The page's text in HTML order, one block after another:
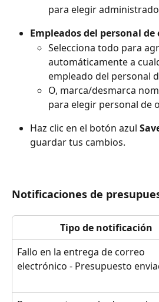
para elegir
Empleados del personal
Selecciona todo para
automáticamente a
empleado del personal
O, marca/desmarca
para elegir personal de
Haz clic en el botón azul
guardar tus cambios.
Notificaciones de
Tipo de notificación
Fallo en la entrega de correo
electrónico - Presupuesto